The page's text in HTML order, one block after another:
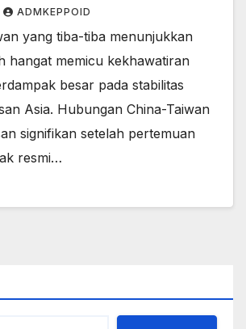
ADMKEPPOID
yang tiba-tiba menunjukkan
hangat memicu kekhawatiran
besar pada stabilitas
Asia. Hubungan China-Taiwan
signifikan setelah pertemuan
resmi…